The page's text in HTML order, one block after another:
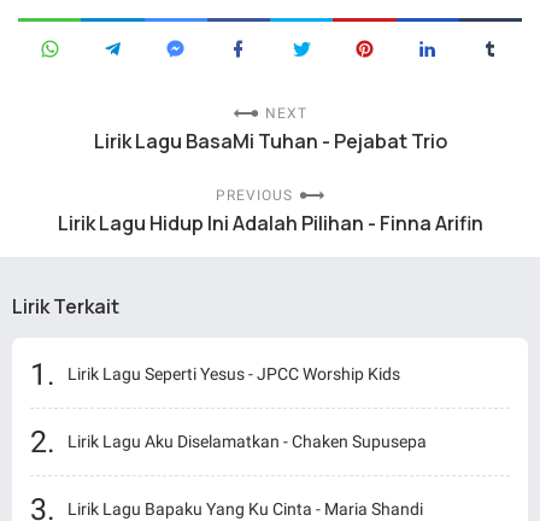
NEXT
Lirik Lagu BasaMi Tuhan - Pejabat Trio
PREVIOUS
Lirik Lagu Hidup Ini Adalah Pilihan - Finna Arifin
Lirik Terkait
Lirik Lagu Seperti Yesus - JPCC Worship Kids
Lirik Lagu Aku Diselamatkan - Chaken Supusepa
Lirik Lagu Bapaku Yang Ku Cinta - Maria Shandi